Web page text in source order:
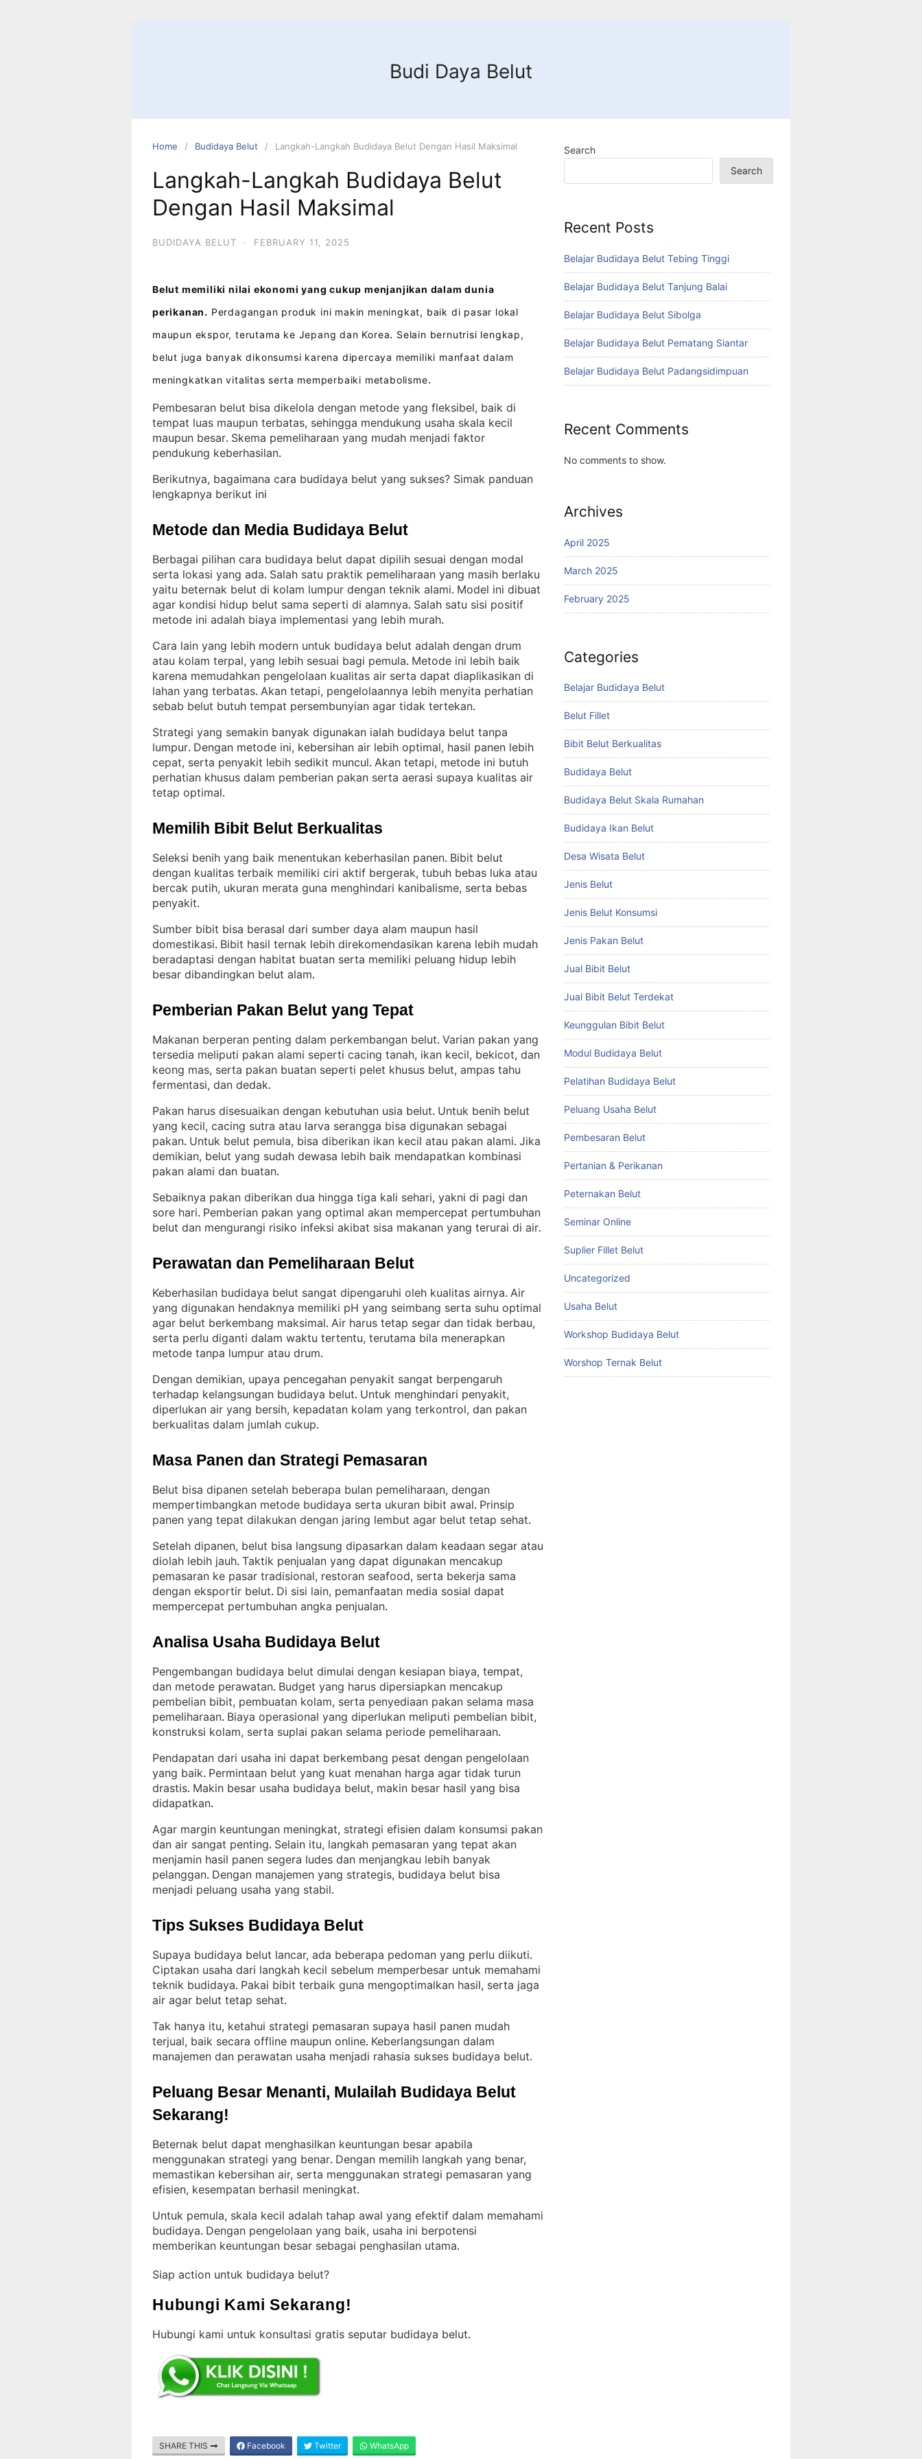
Budi Daya Belut
Home Budidaya Belut Langkah-Langkah Budidaya Belut Dengan Hasil Maksimal
Langkah-Langkah Budidaya Belut
Dengan Hasil Maksimal
BUDIDAYA BELUT · FEBRUARY 11, 2025
Belut memiliki nilai ekonomi yang cukup menjanjikan dalam dunia
perikanan. Perdagangan produk ini makin meningkat, baik di pasar lokal
maupun ekspor, terutama ke Jepang dan Korea. Selain bernutrisi lengkap,
belut juga banyak dikonsumsi karena dipercaya memiliki manfaat dalam
meningkatkan vitalitas serta memperbaiki metabolisme.
Pembesaran belut bisa dikelola dengan metode yang fleksibel, baik di
tempat luas maupun terbatas, sehingga mendukung usaha skala kecil
maupun besar. Skema pemeliharaan yang mudah menjadi faktor
pendukung keberhasilan.
Berikutnya, bagaimana cara budidaya belut yang sukses? Simak panduan
lengkapnya berikut ini
Metode dan Media Budidaya Belut
Berbagai pilihan cara budidaya belut dapat dipilih sesuai dengan modal
serta lokasi yang ada. Salah satu praktik pemeliharaan yang masih berlaku
yaitu beternak belut di kolam lumpur dengan teknik alami. Model ini dibuat
agar kondisi hidup belut sama seperti di alamnya. Salah satu sisi positif
metode ini adalah biaya implementasi yang lebih murah.
Cara lain yang lebih modern untuk budidaya belut adalah dengan drum
atau kolam terpal, yang lebih sesuai bagi pemula. Metode ini lebih baik
karena memudahkan pengelolaan kualitas air serta dapat diaplikasikan di
lahan yang terbatas. Akan tetapi, pengelolaannya lebih menyita perhatian
sebab belut butuh tempat persembunyian agar tidak tertekan.
Strategi yang semakin banyak digunakan ialah budidaya belut tanpa
lumpur. Dengan metode ini, kebersihan air lebih optimal, hasil panen lebih
cepat, serta penyakit lebih sedikit muncul. Akan tetapi, metode ini butuh
perhatian khusus dalam pemberian pakan serta aerasi supaya kualitas air
tetap optimal.
Memilih Bibit Belut Berkualitas
Seleksi benih yang baik menentukan keberhasilan panen. Bibit belut
dengan kualitas terbaik memiliki ciri aktif bergerak, tubuh bebas luka atau
bercak putih, ukuran merata guna menghindari kanibalisme, serta bebas
penyakit.
Sumber bibit bisa berasal dari sumber daya alam maupun hasil
domestikasi. Bibit hasil ternak lebih direkomendasikan karena lebih mudah
beradaptasi dengan habitat buatan serta memiliki peluang hidup lebih
besar dibandingkan belut alam.
Pemberian Pakan Belut yang Tepat
Makanan berperan penting dalam perkembangan belut. Varian pakan yang
tersedia meliputi pakan alami seperti cacing tanah, ikan kecil, bekicot, dan
keong mas, serta pakan buatan seperti pelet khusus belut, ampas tahu
fermentasi, dan dedak.
Pakan harus disesuaikan dengan kebutuhan usia belut. Untuk benih belut
yang kecil, cacing sutra atau larva serangga bisa digunakan sebagai
pakan. Untuk belut pemula, bisa diberikan ikan kecil atau pakan alami. Jika
demikian, belut yang sudah dewasa lebih baik mendapatkan kombinasi
pakan alami dan buatan.
Sebaiknya pakan diberikan dua hingga tiga kali sehari, yakni di pagi dan
sore hari. Pemberian pakan yang optimal akan mempercepat pertumbuhan
belut dan mengurangi risiko infeksi akibat sisa makanan yang terurai di air.
Perawatan dan Pemeliharaan Belut
Keberhasilan budidaya belut sangat dipengaruhi oleh kualitas airnya. Air
yang digunakan hendaknya memiliki pH yang seimbang serta suhu optimal
agar belut berkembang maksimal. Air harus tetap segar dan tidak berbau,
serta perlu diganti dalam waktu tertentu, terutama bila menerapkan
metode tanpa lumpur atau drum.
Dengan demikian, upaya pencegahan penyakit sangat berpengaruh
terhadap kelangsungan budidaya belut. Untuk menghindari penyakit,
diperlukan air yang bersih, kepadatan kolam yang terkontrol, dan pakan
berkualitas dalam jumlah cukup.
Masa Panen dan Strategi Pemasaran
Belut bisa dipanen setelah beberapa bulan pemeliharaan, dengan
mempertimbangkan metode budidaya serta ukuran bibit awal. Prinsip
panen yang tepat dilakukan dengan jaring lembut agar belut tetap sehat.
Setelah dipanen, belut bisa langsung dipasarkan dalam keadaan segar atau
diolah lebih jauh. Taktik penjualan yang dapat digunakan mencakup
pemasaran ke pasar tradisional, restoran seafood, serta bekerja sama
dengan eksportir belut. Di sisi lain, pemanfaatan media sosial dapat
mempercepat pertumbuhan angka penjualan.
Analisa Usaha Budidaya Belut
Pengembangan budidaya belut dimulai dengan kesiapan biaya, tempat,
dan metode perawatan. Budget yang harus dipersiapkan mencakup
pembelian bibit, pembuatan kolam, serta penyediaan pakan selama masa
pemeliharaan. Biaya operasional yang diperlukan meliputi pembelian bibit,
konstruksi kolam, serta suplai pakan selama periode pemeliharaan.
Pendapatan dari usaha ini dapat berkembang pesat dengan pengelolaan
yang baik. Permintaan belut yang kuat menahan harga agar tidak turun
drastis. Makin besar usaha budidaya belut, makin besar hasil yang bisa
didapatkan.
Agar margin keuntungan meningkat, strategi efisien dalam konsumsi pakan
dan air sangat penting. Selain itu, langkah pemasaran yang tepat akan
menjamin hasil panen segera ludes dan menjangkau lebih banyak
pelanggan. Dengan manajemen yang strategis, budidaya belut bisa
menjadi peluang usaha yang stabil.
Tips Sukses Budidaya Belut
Supaya budidaya belut lancar, ada beberapa pedoman yang perlu diikuti
Ciptakan usaha dari langkah kecil sebelum memperbesar untuk memahami
teknik budidaya. Pakai bibit terbaik guna mengoptimalkan hasil, serta jaga
air agar belut tetap sehat.
Tak hanya itu, ketahui strategi pemasaran supaya hasil panen mudah
terjual, baik secara offline maupun online. Keberlangsungan dalam
manajemen dan perawatan usaha menjadi rahasia sukses budidaya belut.
Peluang Besar Menanti, Mulailah Budidaya Belut
Sekarang!
Beternak belut dapat menghasilkan keuntungan besar apabila
menggunakan strategi yang benar. Dengan memilih langkah yang benar,
memastikan kebersihan air, serta menggunakan strategi pemasaran yang
efisien, kesempatan berhasil meningkat.
Untuk pemula, skala kecil adalah tahap awal yang efektif dalam memahami
budidaya. Dengan pengelolaan yang baik, usaha ini berpotensi
memberikan keuntungan besar sebagai penghasilan utama.
Siap action untuk budidaya belut?
Hubungi Kami Sekarang!
Hubungi kami untuk konsultasi gratis seputar budidaya belut.
SHARE THIS Facebook Twitter WhatsApp
Search
Search
Recent Posts
Belajar Budidaya Belut Tebing Tinggi
Belajar Budidaya Belut Tanjung Balai
Belajar Budidaya Belut Sibolga
Belajar Budidaya Belut Pematang Siantar
Belajar Budidaya Belut Padangsidimpuan
Recent Comments
No comments to show.
Archives
April 2025
March 2025
February 2025
Categories
Belajar Budidaya Belut
Belut Fillet
Bibit Belut Berkualitas
Budidaya Belut
Budidaya Belut Skala Rumahan
Budidaya Ikan Belut
Desa Wisata Belut
Jenis Belut
Jenis Belut Konsumsi
Jenis Pakan Belut
Jual Bibit Belut
Jual Bibit Belut Terdekat
Keunggulan Bibit Belut
Modul Budidaya Belut
Pelatihan Budidaya Belut
Peluang Usaha Belut
Pembesaran Belut
Pertanian & Perikanan
Peternakan Belut
Seminar Online
Suplier Fillet Belut
Uncategorized
Usaha Belut
Workshop Budidaya Belut
Worshop Ternak Belut